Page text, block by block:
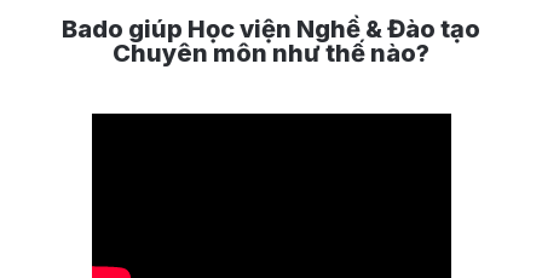
Bado giúp Học viện Nghề & Đào tạo
Chuyên môn như thế nào?